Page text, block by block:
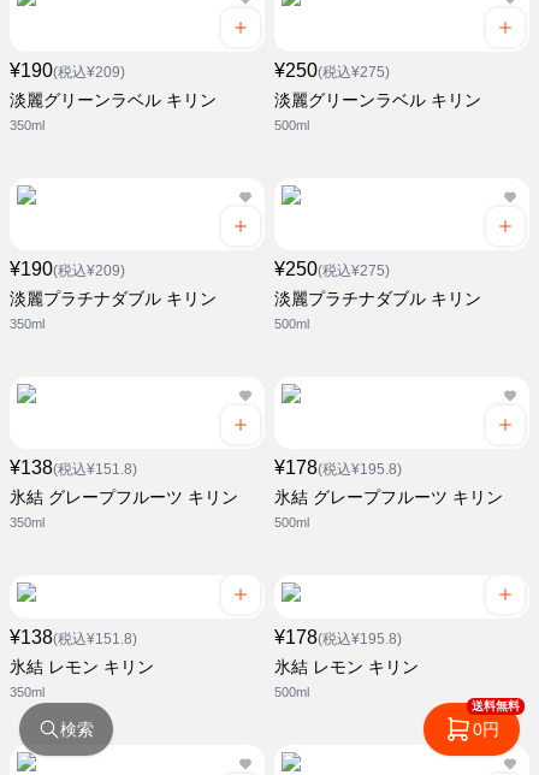
¥190(税込¥209)
淡麗グリーンラベル キリン
350ml
¥250(税込¥275)
淡麗グリーンラベル キリン
500ml
¥190(税込¥209)
淡麗プラチナダブル キリン
350ml
¥250(税込¥275)
淡麗プラチナダブル キリン
500ml
¥138(税込¥151.8)
氷結 グレープフルーツ キリン
350ml
¥178(税込¥195.8)
氷結 グレープフルーツ キリン
500ml
¥138(税込¥151.8)
氷結 レモン キリン
350ml
¥178(税込¥195.8)
氷結 レモン キリン
500ml
検索
送料無料
0円